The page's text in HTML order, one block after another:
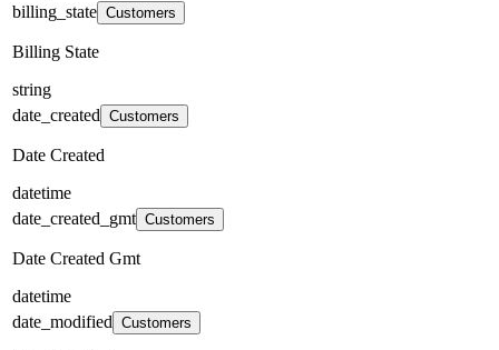
billing_state Customers
Billing State
string
date_created Customers
Date Created
datetime
date_created_gmt Customers
Date Created Gmt
datetime
date_modified Customers